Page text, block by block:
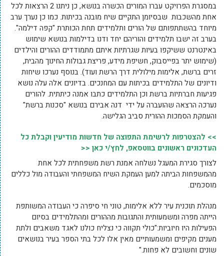
במסגרת הפרויקט עברו המורים הכשרה בנושא, כן ניתנו 2 הרצאות לכל
אחת מהשכבות שבסיומן התקיים שיח מובנה בכיתות. כמו כן נערך ערב
מיוחד בהשתתפותם של הורים ותלמידים תחת הכותרת "קפה דילמה".
בערב זה ישבו תלמידים והוריהם יחד ודנו בדילמות בנושא שימוש
באינטרנט ששיקפו בעיות שגרתיות איתם מתמודדים ההורים והילדים
(שימוש יתר בפייסבוק, חשיפת מידע, פריצת גבולות החינוך מהבית,
זרים ברשת, אלימות מילולית דרך הרשת ועוד). בנוסף נערכו שיחות
ודיונים של התלמידים בכיתות עם המחנכים. בדיונים אלה עלה נושא
פגיעות חברתיות ברשת וכן התלמידים כתבו אמנה כיתתית. להורים
נערכה הרצאה שהועברה על ידי דנה אבירם בנושא "סכנות ברשת"
והעמקת הסמכות ההורית סביב הגלישה.
>> להצטרפות לרשימת התפוצה של חדשות מודיעין וקבלת כל
העדכונים ראשונים בווטסאפ, לחץ/י כאן <<
לצורך סגירת המעגל נשלחה אמנת רשת משפחתית לכל אחת
מהמשפחות הביתה למען העמקת השיח המשפחתי והעבודה מול כללים
מוסכמים.
מנהלת תוכנית עיר ללא אלימות, טוני חי סיפרה כי העבודה המשותפת
הייתה מפרה ומשמעותית והתגובות מההורים ומהתלמידים בסיום
הפעילות היו חיוביות:"כולי תקווה כי נצליח כולנו לאגד משאבים ולתת
מענים מקיפים ומשמעותיים מאין אלו לכל בתי הספר בעיר בנושאים
שונים וחשובים לא פחות."